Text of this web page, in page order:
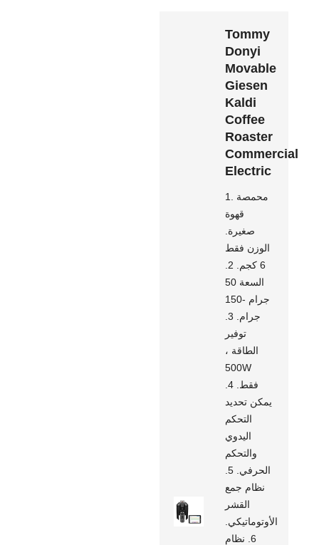
Tommy
Donyi
Movable
Giesen
Kaldi
Coffee
Roaster
Commercial
Electric
1. محمصة
قهوة
صغيرة.
الوزن فقط
السعة 50
جرام -150
جرام. 3.
توفير
الطاقة ،
500W
فقط. 4.
يمكن تحديد
التحكم
اليدوي
والتحكم
الحرفي. 5.
نظام جمع
القشر
الأوتوماتيكي.
6. نظام